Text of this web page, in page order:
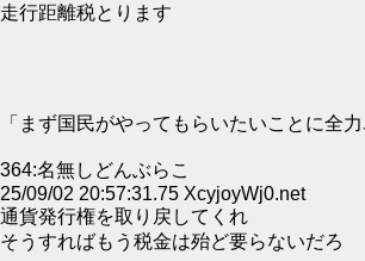
走行距離税とります
「まず国民がやってもらいたいことに全
364:名無しどんぶらこ
25/09/02 20:57:31.75 XcyjoyWj0.net
通貨発行権を取り戻してくれ
そうすればもう税金は殆ど要らないだろ